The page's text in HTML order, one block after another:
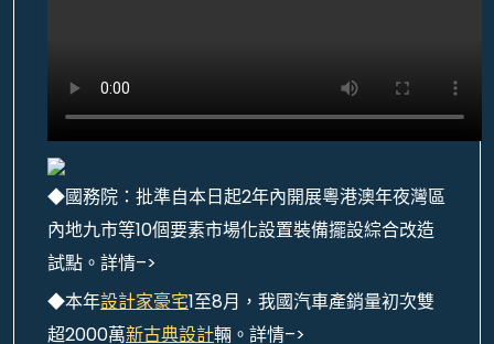
◆國務院：批準自本日起2年內開展粵港澳年夜灣區
內地九市等10個要素市場化設置裝備擺設綜合改造
試點。詳情–>
◆本年設計家豪宅1至8月，我國汽車產銷量初次雙
超2000萬新古典設計輛。詳情–>